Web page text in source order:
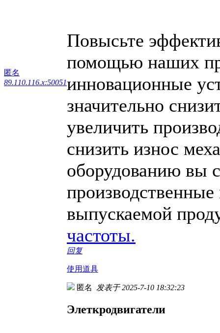
匿名
89.110.116.x:50051
Повысьте
помощью наших
инновационные
значительно
увеличить
снизить износ
оборудованию вы
выпускаемой
частоты.
回复
使用道具
匿名 发表于 2025-7-10 18:32:23
Элеткродвигатели